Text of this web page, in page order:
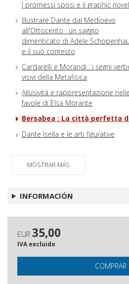
I promessi sposi e il graphic novel
Illustrare Dante dal Medioevo
all'Ottocento : un saggio
dimenticato di Adele
e il suo contesto
Cardarelli e Morandi : i segni
visivi della Metafisica
Allusività e rappresentazione nelle
favole di Elsa Morante
Bersabea : La città perfetta
Dante Isella e le arti figurative
MOSTRAR MÁS
INFORMACIÓN
EUR 35,00
IVA excluido
COMPRAR